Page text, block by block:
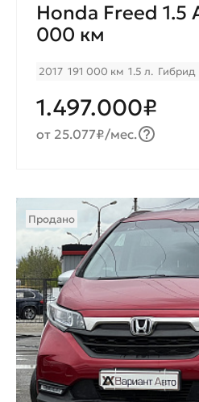
Honda Freed 1.5
000 км
2017 191 000 км 1.5 л. Гибрид
1.497.000₽
от 25.077₽/мес.
Продано